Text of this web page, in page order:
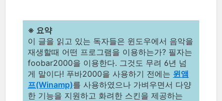
※ 요약
이 글을 읽고 있는 독자들은 윈도우에서 음악을
재생할때 어떤 프로그램을 이용하는가? 필자는
foobar2000을 이용한다. 그것도 무려 6년 넘
게 말이다! 푸바2000을 사용하기 전에는 윈앰
프(Winamp)를 사용하였으나 가벼우면서 다양
한 기능을 지원하고 화려한 스킨을 제공하는